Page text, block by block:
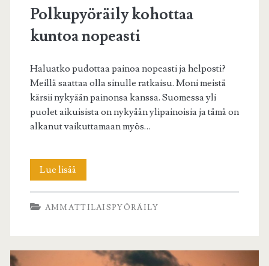
Polkupyöräily kohottaa
kuntoa nopeasti
Haluatko pudottaa painoa nopeasti ja helposti?
Meillä saattaa olla sinulle ratkaisu. Moni meistä
kärsii nykyään painonsa kanssa. Suomessa yli
puolet aikuisista on nykyään ylipainoisia ja tämä on
alkanut vaikuttamaan myös…
Lue lisää
kohottaa
kuntoa
AMMATTILAISPYÖRÄILY